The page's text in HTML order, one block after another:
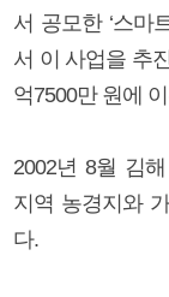
서 공모한 ‘스마
서 이 사업을 추
억7500만 원에
2002년 8월 김
지역 농경지와
다.